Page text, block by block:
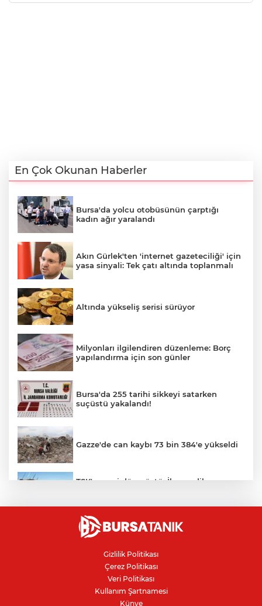
En Çok Okunan Haberler
Bursa'da yolcu otobüsünün çarptığı
kadın ağır yaralandı
Akın Gürlek'ten 'internet gazeteciliği' için
yasa sinyali: Tek çatı altında toplanmalı
Altında yükseliş serisi sürüyor
Milyonları ilgilendiren düzenleme: Borç
yapılandırma için son günler
Bursa'da 255 tarihi sikkeyi satarken
suçüstü yakalandı!
Gazze'de can kaybı 73 bin 384'e yükseldi
TSK'ye geri dönmüştü: İhraç edilen
"Çerçeve Yasa" teklifi Adalet
Komisyonu'nda: İYİ Partili Türkeş ile
İznik Gölü kıyısında 70 milyon yıllık fosil
bulundu
Gizlilik Politikası
Çerez Politikası
Veri Politikası
Kullanım Şartnamesi
Künye